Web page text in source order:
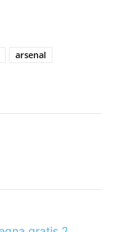
arsenal